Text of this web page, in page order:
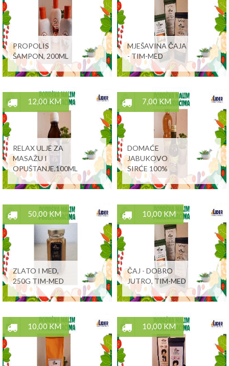
PROPOLIS
ŠAMPON, 200ML
MJEŠAVINA ČAJA
- TIM-MED
12,00 KM
RELAX ULJE ZA
MASAŽU I
OPUŠTANJE,100ML
7,00 KM
DOMAĆE
JABUKOVO
SIRĆE 100%
50,00 KM
ZLATO I MED,
250G TIM-MED
10,00 KM
ČAJ - DOBRO
JUTRO, TIM-MED
10,00 KM 10,00 KM